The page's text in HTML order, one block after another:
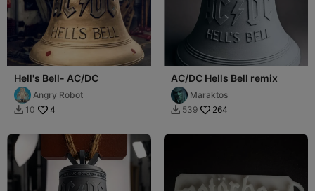
Hell's Bell- AC/DC
Angry Robot
 10 4
AC/DC Hells Bell remix
Maraktos
 539 264